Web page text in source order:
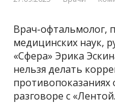
Врач-офтальмолог,
медицинских наук,
«Сфера» Эрика
нельзя делать
противопоказаниях
разговоре с